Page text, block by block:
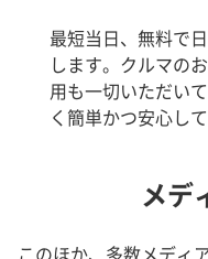
最短当日、無料で
します。クルマの
用も一切いただい
く簡単かつ安心し
メデ
このほか、多数メディ